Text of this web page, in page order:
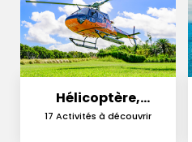
Hélicoptère,
Hydravion et
17 Activités à découvrir